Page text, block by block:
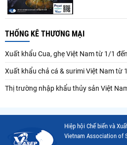
THỐNG KÊ THƯƠNG MẠI
Xuất khẩu Cua, ghẹ Việt Nam từ 1/1
Xuất khẩu chả cá & surimi Việt Nam
Thị trường nhập khẩu thủy sản Việt
Hiệp hội Chế biến và
Vietnam Association of